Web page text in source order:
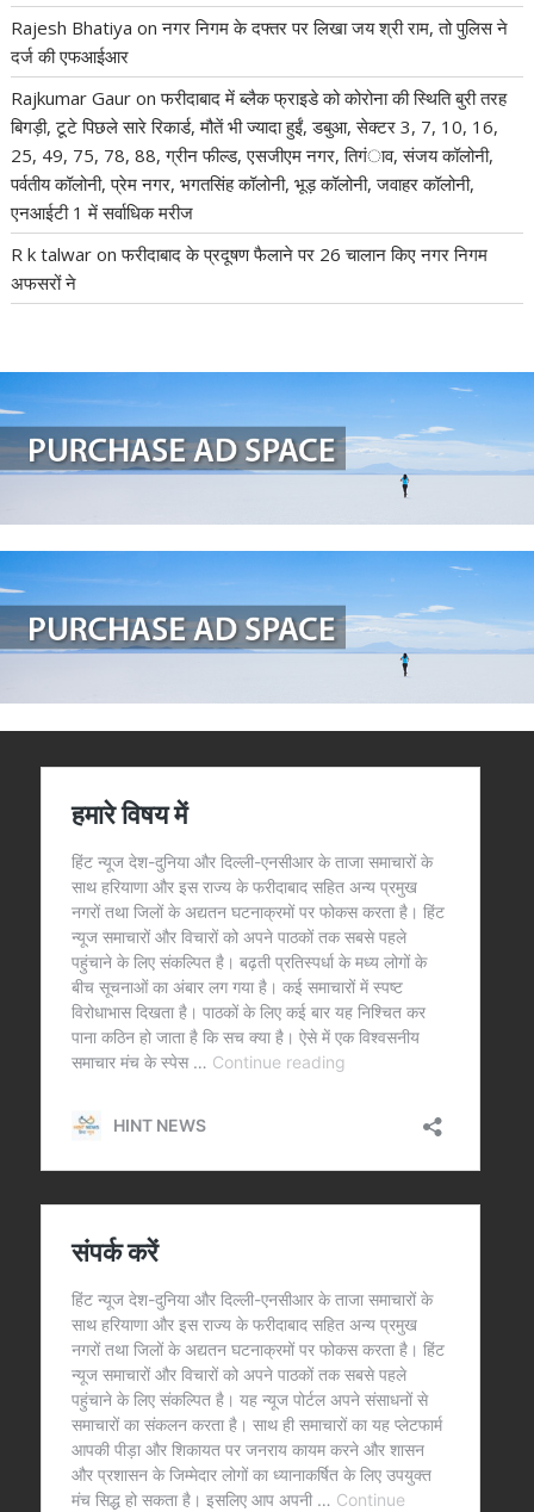
Rajesh Bhatiya onनगर निगम के दफ्तर पर लिखा जय श्री राम, तो पुलिस ने
दर्ज की एफआईआर
Rajkumar Gaur onफरीदाबाद में ब्लैक फ्राइडे को कोरोना की स्थिति बुरी तरह
बिगड़ी, टूटे पिछले सारे रिकार्ड, मौतें भी ज्यादा हुईं, डबुआ, सेक्टर 3, 7, 10, 16,
25, 49, 75, 78, 88, ग्रीन फील्ड, एसजीएम नगर, तिगंाव, संजय कॉलोनी,
पर्वतीय कॉलोनी, प्रेम नगर, भगतसिंह कॉलोनी, भूड़ कॉलोनी, जवाहर कॉलोनी,
एनआईटी 1 में सर्वाधिक मरीज
R k talwar onफरीदाबाद के प्रदूषण फैलाने पर 26 चालान किए नगर निगम
अफसरों ने